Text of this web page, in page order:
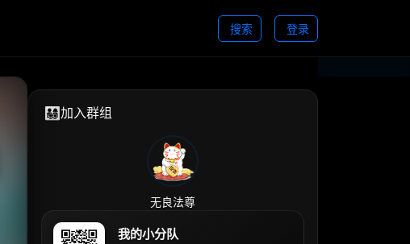
搜索 登录
👨‍👩‍👧‍👦加入群组
无良法尊
我的小分队